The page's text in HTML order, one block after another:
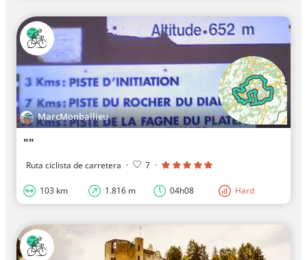
MarcMonballieu
""
Ruta ciclista de carretera · 7 ·
103 km 1.816 m 04h08 Hard